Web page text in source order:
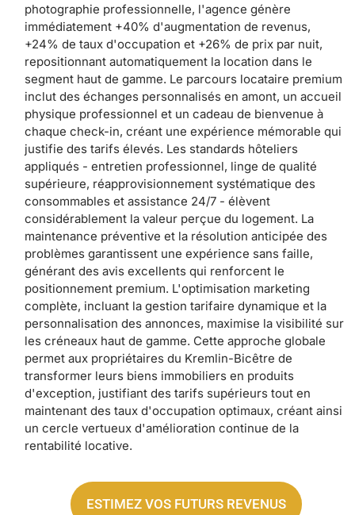
photographie professionnelle, l'agence génère
immédiatement +40% d'augmentation de revenus,
+24% de taux d'occupation et +26% de prix par nuit,
repositionnant automatiquement la location dans le
segment haut de gamme. Le parcours locataire premium
inclut des échanges personnalisés en amont, un accueil
physique professionnel et un cadeau de bienvenue à
chaque check-in, créant une expérience mémorable qui
justifie des tarifs élevés. Les standards hôteliers
appliqués - entretien professionnel, linge de qualité
supérieure, réapprovisionnement systématique des
consommables et assistance 24/7 - élèvent
considérablement la valeur perçue du logement. La
maintenance préventive et la résolution anticipée des
problèmes garantissent une expérience sans faille,
générant des avis excellents qui renforcent le
positionnement premium. L'optimisation marketing
complète, incluant la gestion tarifaire dynamique et la
personnalisation des annonces, maximise la visibilité sur
les créneaux haut de gamme. Cette approche globale
permet aux propriétaires du Kremlin-Bicêtre de
transformer leurs biens immobiliers en produits
d'exception, justifiant des tarifs supérieurs tout en
maintenant des taux d'occupation optimaux, créant ainsi
un cercle vertueux d'amélioration continue de la
rentabilité locative.
ESTIMEZ VOS FUTURS REVENUS